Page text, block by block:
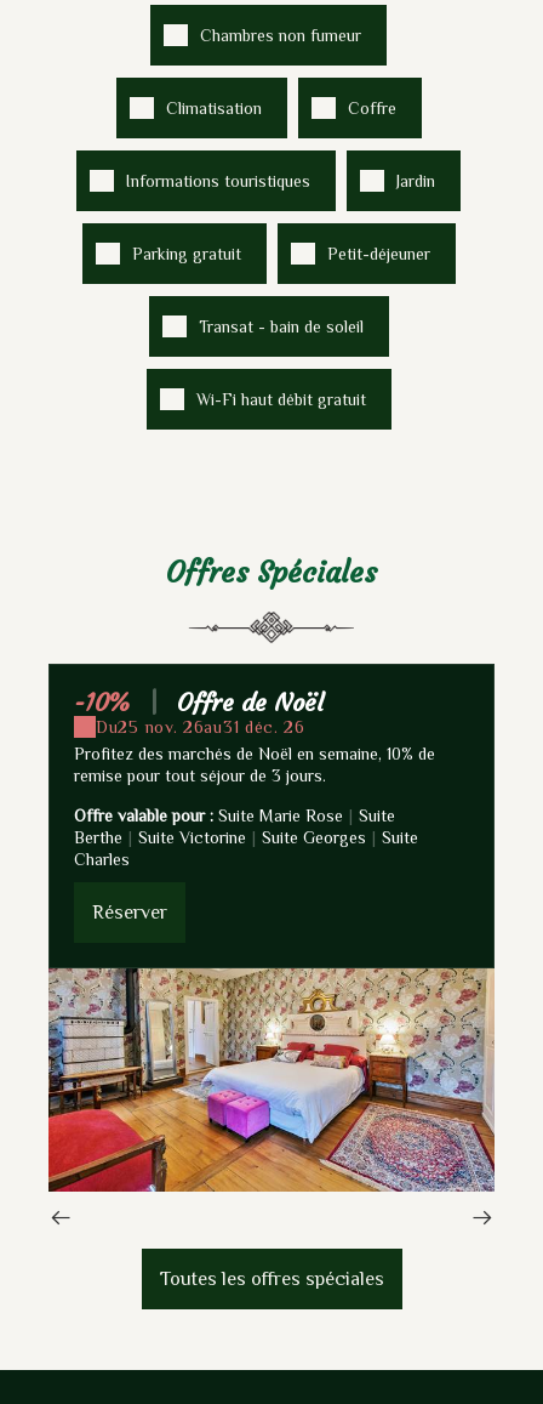
Chambres non fumeur
Climatisation Coffre
Informations touristiques Jardin
Parking gratuit Petit-déjeuner
Transat - bain de soleil
Wi-Fi haut débit gratuit
Offres Spéciales
-10% Offre de Noël
Du25 nov. 26au31 déc. 26
Profitez des marchés de Noël en semaine, 10% de
remise pour tout séjour de 3 jours.
Offre valable pour : Suite Marie Rose | Suite
Berthe | Suite Victorine | Suite Georges | Suite
Charles
Réserver
Toutes les offres spéciales